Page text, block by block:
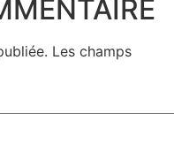
Les champs